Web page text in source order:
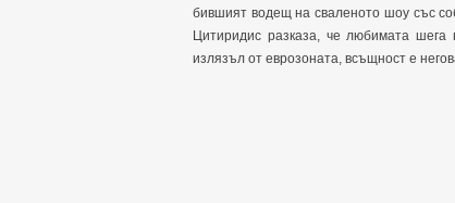
бившият водещ на сваленото шоу със
Цитиридис разказа, че любимата
излязъл от еврозоната, всъщност е